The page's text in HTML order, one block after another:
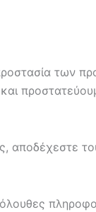
των
αποδέχεστε